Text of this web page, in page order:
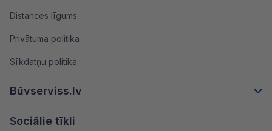
Distances līgums
Privātuma politika
Sīkdatņu politika
Būvserviss.lv
Sociālie tīkli